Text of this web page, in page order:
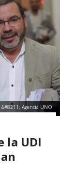
&#8211; Agencia UNO
la UDI